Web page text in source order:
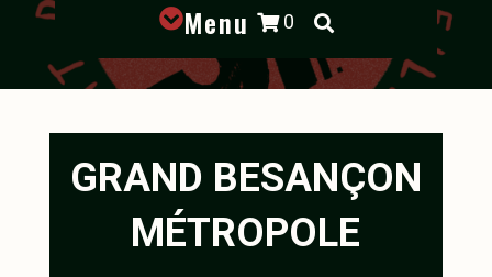
Menu  0 
GRAND BESANÇON
MÉTROPOLE